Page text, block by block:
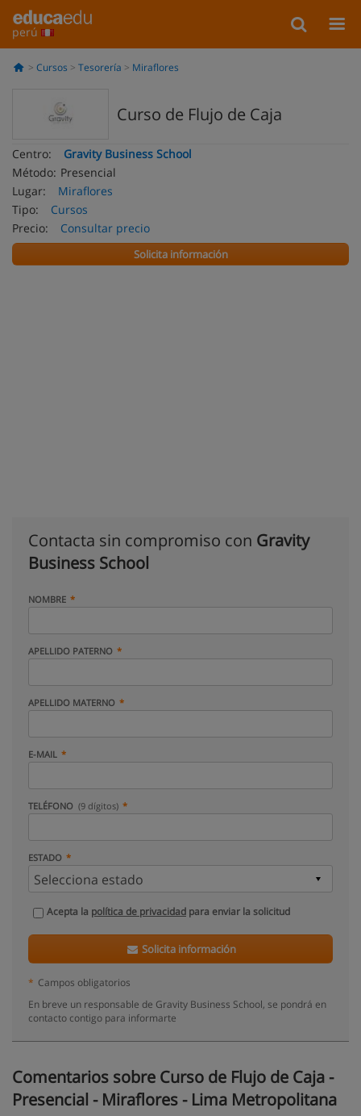
perú
Cursos Tesorería Miraflores
Curso de Flujo de Caja
Centro:
Gravity Business School
Método: Presencial
Lugar:
Miraflores
Tipo:
Cursos
Precio:
Consultar precio
Solicita información
Contacta sin compromiso con Gravity
Business School
NOMBRE
APELLIDO PATERNO
APELLIDO MATERNO
E-MAIL
TELÉFONO (9 dígitos)
ESTADO
Acepta la política de privacidad para enviar la solicitud
Solicita información
* Campos obligatorios
En breve un responsable de Gravity Business School, se pondrá en
contacto contigo para informarte
Comentarios sobre Curso de Flujo de Caja -
Presencial - Miraflores - Lima Metropolitana